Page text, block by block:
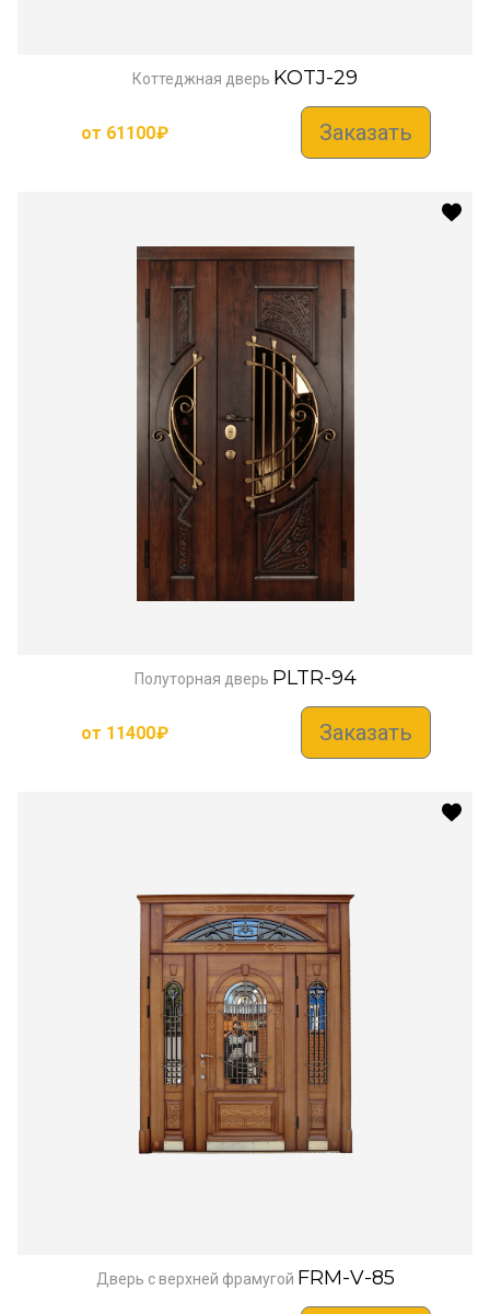
Коттеджная дверь KOTJ-29
от 61100₽ Заказать
Полуторная дверь PLTR-94
от 11400₽ Заказать
Дверь с верхней фрамугой FRM-V-85